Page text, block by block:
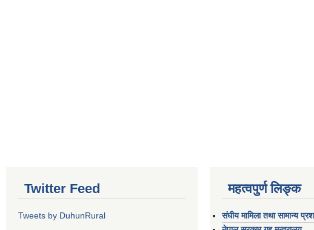
Twitter Feed
Tweets by DuhunRural
महत्वपुर्ण लिङ्क
संघीय मामिला तथा सामान्य